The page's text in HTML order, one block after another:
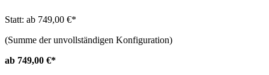
Statt: ab 749,00 €*
(Summe der unvollständigen Konfiguration)
ab 749,00 €*